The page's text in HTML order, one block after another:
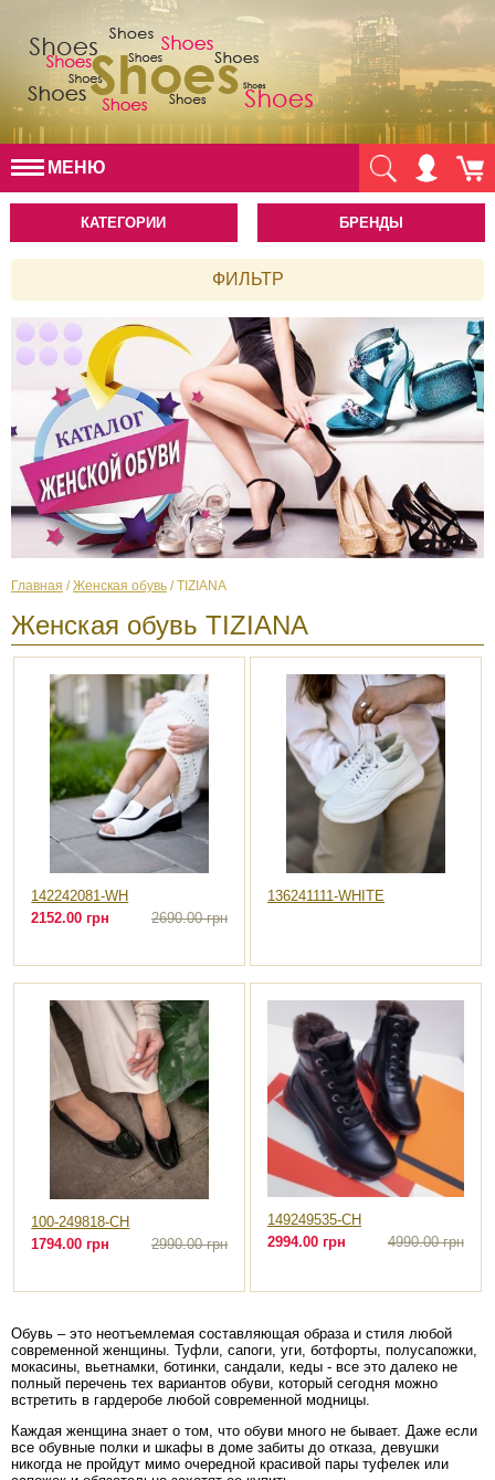
МЕНЮ
КАТЕГОРИИ БРЕНДЫ
ФИЛЬТР
Главная /Женская обувь / TIZIANA
Женская обувь TIZIANA
142242081-WH
2152.00 грн
2690.00 грн
136241111-WHITE
100-249818-CH
1794.00 грн
2990.00 грн
149249535-CH
2994.00 грн
4990.00 грн
Обувь – это неотъемлемая составляющая образа и стиля любой
современной женщины. Туфли, сапоги, уги, ботфорты, полусапожки,
мокасины, вьетнамки, ботинки, сандали, кеды - все это далеко не
полный перечень тех вариантов обуви, который сегодня можно
встретить в гардеробе любой современной модницы.
Каждая женщина знает о том, что обуви много не бывает. Даже если
все обувные полки и шкафы в доме забиты до отказа, девушки
никогда не пройдут мимо очередной красивой пары туфелек или